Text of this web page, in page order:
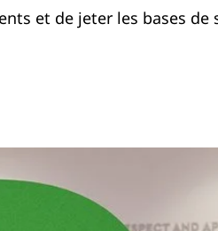
et de jeter les bases